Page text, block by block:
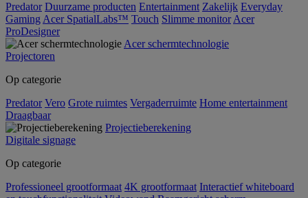
Predator Duurzame producten Entertainment Zakelijk Everyday
Gaming Acer SpatialLabs™ Touch Slimme monitor Acer
ProDesigner
Acer schermtechnologie
Projectoren
Op categorie
Predator Vero Grote ruimtes Vergaderruimte Home entertainment
Draagbaar
Projectieberekening
Digitale signage
Op categorie
Professioneel grootformaat 4K grootformaat Interactief whiteboard